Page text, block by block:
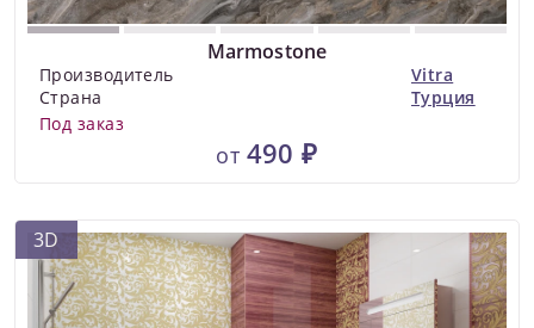
Marmostone
Производитель
Vitra
Страна
Турция
Под заказ
от 490 ₽
3D